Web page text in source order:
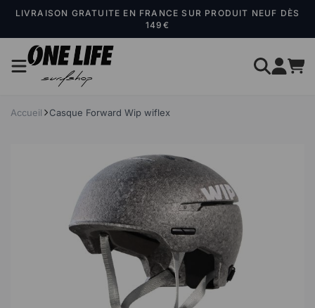
LIVRAISON GRATUITE EN FRANCE SUR PRODUIT NEUF DÈS
149€
Accueil Casque Forward Wip wiflex